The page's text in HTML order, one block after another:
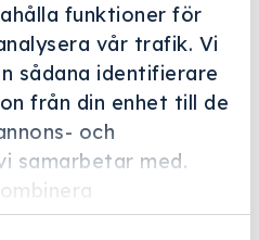
funktioner för
vår trafik. Vi
sådana identifierare
från din enhet till de
och
samarbetar med.
information som
Helskärm
C – 5 l